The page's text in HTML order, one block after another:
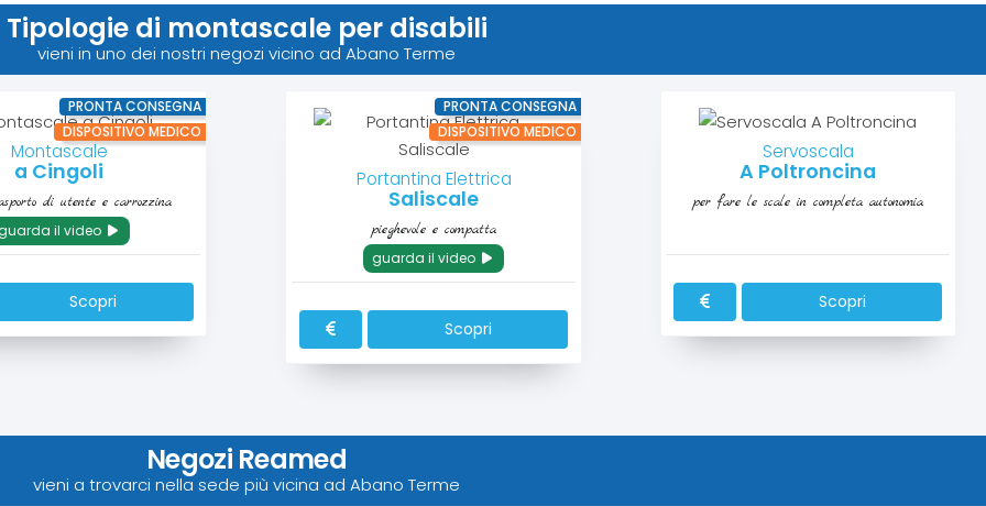
Tipologie di montascale per disabili
vieni in uno dei nostri negozi vicino ad Abano Terme
PRONTA CONSEGNA
DISPOSITIVO MEDICO
Montascale
a Cingoli
di utente e carrozzina
il video
Scopri
PRONTA CONSEGNA
DISPOSITIVO MEDICO
Portantina Elettrica
Saliscale
pieghevole e compatta
guarda il video
Scopri
Servoscala
A Poltroncina
per fare le scale in completa autonomia
Scopri
Negozi Reamed
vieni a trovarci nella sede più vicina ad Abano Terme